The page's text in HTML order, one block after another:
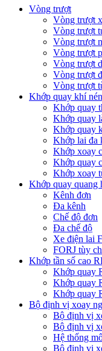
Vòng trượt
Vòng trượt
Vòng trượt
Vòng trượt
Vòng trượt
Vòng trượt
Vòng trượt
Vòng trượt
Khớp quay khí
Khớp quay
Khớp quay
Khớp quay
Khớp lai đa
Khớp xoay
Khớp quay
Khớp xoay
Khớp quay quang
Kênh đơn
Đa kênh
Chế độ đơn
Đa chế độ
Xe điện lai
FORJ tùy
Khớp tần số cao
Khớp quay
Khớp quay
Khớp quay
Bộ định vị xoay
Bộ định vị
Bộ định vị
Hệ thống
Bộ định vị